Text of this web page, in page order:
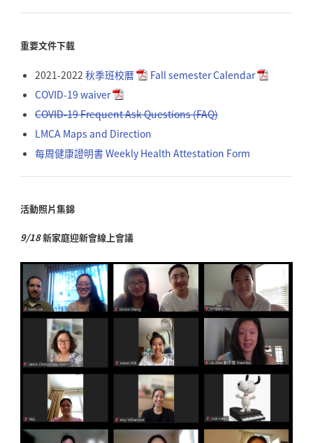
重要文件下載
2021-2022 秋季班校曆
Fall semester Calendar
COVID-19 waiver
COVID-19 Frequent Ask Questions (FAQ)
LMCA Maps and Direction
每周健康證明書 Weekly Health Attestation Form
活動照片集錦
9/18新家庭迎新會線上會議